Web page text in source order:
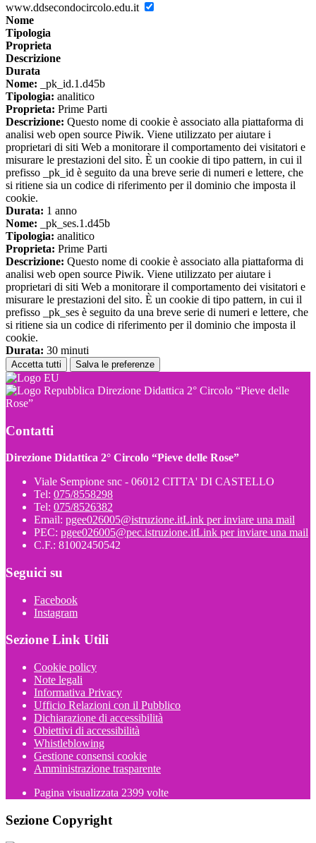
www.ddsecondocircolo.edu.it
Nome
Tipologia
Proprieta
Descrizione
Durata
Nome: _pk_id.1.d45b
Tipologia: analitico
Proprieta: Prime Parti
Descrizione: Questo nome di cookie è associato alla piattaforma di
analisi web open source Piwik. Viene utilizzato per aiutare i
proprietari di siti Web a monitorare il comportamento dei visitatori e
misurare le prestazioni del sito. È un cookie di tipo pattern, in cui il
prefisso _pk_id è seguito da una breve serie di numeri e lettere, che
si ritiene sia un codice di riferimento per il dominio che imposta il
cookie.
Durata: 1 anno
Nome: _pk_ses.1.d45b
Tipologia: analitico
Proprieta: Prime Parti
Descrizione: Questo nome di cookie è associato alla piattaforma di
analisi web open source Piwik. Viene utilizzato per aiutare i
proprietari di siti Web a monitorare il comportamento dei visitatori e
misurare le prestazioni del sito. È un cookie di tipo pattern, in cui il
prefisso _pk_ses è seguito da una breve serie di numeri e lettere, che
si ritiene sia un codice di riferimento per il dominio che imposta il
cookie.
Durata: 30 minuti
Accetta tutti Salva le preferenze
Direzione Didattica 2° Circolo “Pieve delle
Rose”
Contatti
Direzione Didattica 2° Circolo “Pieve delle Rose”
Viale Sempione snc - 06012 CITTA' DI CASTELLO
Tel: 075/8558298
Tel: 075/8526382
Email: pgee026005@istruzione.itLink per inviare una mail
PEC: pgee026005@pec.istruzione.itLink per inviare una mail
C.F.: 81002450542
Seguici su
Facebook
Instagram
Sezione Link Utili
Cookie policy
Note legali
Informativa Privacy
Ufficio Relazioni con il Pubblico
Dichiarazione di accessibilità
Obiettivi di accessibilità
Whistleblowing
Gestione consensi cookie
Amministrazione trasparente
Pagina visualizzata 2399 volte
Sezione Copyright